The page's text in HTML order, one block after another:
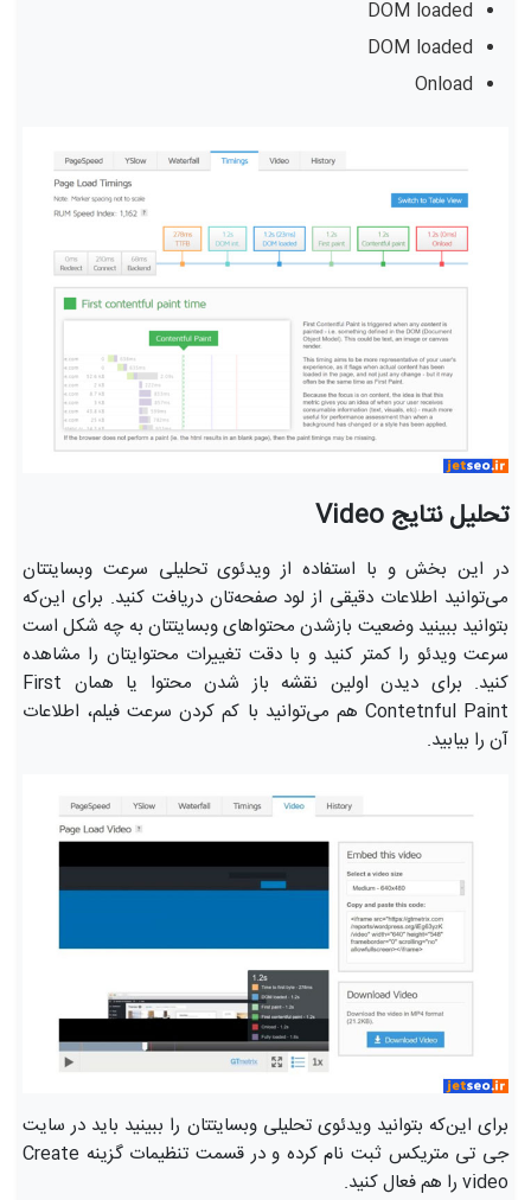
DOM loaded
DOM loaded
Onload
تحلیل نتایج Video
در این بخش و با استفاده از ویدئوی تحلیلی سرعت وبسایتتان
می‌توانید اطلاعات دقیقی از لود صفحه‌تان دریافت کنید. برای این‌که
بتوانید ببینید وضعیت بازشدن محتواهای وبسایتتان به چه شکل است
سرعت ویدئو را کمتر کنید و با دقت تغییرات محتوایتان را مشاهده
کنید. برای دیدن اولین نقشه باز شدن محتوا یا همان First
Contetnful Paint هم می‌توانید با کم کردن سرعت فیلم، اطلاعات
آن را بیابید.
برای این‌که بتوانید ویدئوی تحلیلی وبسایتتان را ببینید باید در سایت
جی تی متریکس ثبت نام کرده و در قسمت تنظیمات گزینه Create
video را هم فعال کنید.